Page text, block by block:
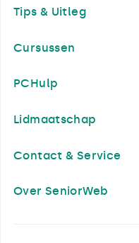
Tips & Uitleg
Cursussen
PCHulp
Lidmaatschap
Contact & Service
Over SeniorWeb